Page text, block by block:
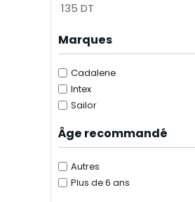
135 DT
Marques
Cadalene
Intex
Sailor
Âge recommandé
Autres
Plus de 6 ans